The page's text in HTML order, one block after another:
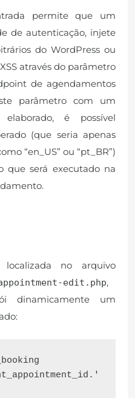
permite que um
de autenticação, injete
do WordPress ou
através do parâmetro
de agendamentos
parâmetro com um
elaborado, é possível
(que seria apenas
“en_US” ou “pt_BR”)
que será executado na
no arquivo
edit.php,
dinamicamente um